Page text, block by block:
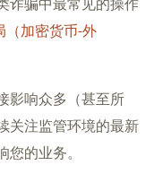
（加密货币-外
影响众多（甚至所
关注监管环境的最新
的业务。